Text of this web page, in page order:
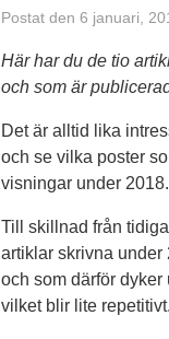
Postat den 6 januari,
Här har du de tio
och som är
Det är alltid lika
och se vilka poster
visningar under 2018.
Till skillnad från
artiklar skrivna under
och som därför
vilket blir lite repetitivt.